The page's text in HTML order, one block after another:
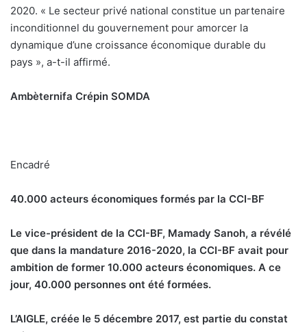
2020. « Le secteur privé national constitue un partenaire
inconditionnel du gouvernement pour amorcer la
dynamique d’une croissance économique durable du
pays », a-t-il affirmé.
Ambèternifa Crépin SOMDA
Encadré
40.000 acteurs économiques formés par la CCI-BF
Le vice-président de la CCI-BF, Mamady Sanoh, a révélé
que dans la mandature 2016-2020, la CCI-BF avait pour
ambition de former 10.000 acteurs économiques. A ce
jour, 40.000 personnes ont été formées.
L’AIGLE, créée le 5 décembre 2017, est partie du constat